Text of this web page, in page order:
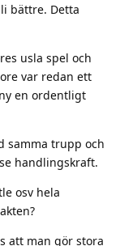
bättre. Detta
usla spel och
var redan ett
en ordentligt
samma trupp och
handlingskraft.
osv hela
att man gör stora